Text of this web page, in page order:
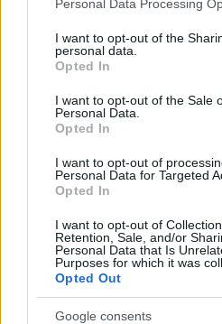
not limited to your visit or usage
grant or deny consent to Google
use your data for below specified
consent section.
Personal Data Processing
I want to opt-out of the
personal data.
Opted In
I want to opt-out of the Sale
Personal Data.
Opted In
I want to opt-out of
Personal Data for Targeted
Opted In
I want to opt-out of
Retention, Sale, and/or
Personal Data that Is
Purposes for which it was
Opted Out
Google consents
különböző emberek
tűnő kacatot), majd, mint a
kezdenek táncolni épp ahol